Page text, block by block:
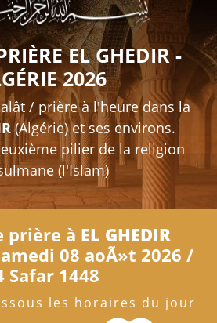
EL GHEDIR -
2026
/ prière à l'heure dans la
(Algérie) et ses environs.
pilier de la religion
(l'Islam)
prière à EL GHEDIR
08 aoÃ»t 2026 /
Safar 1448
les horaires du jour